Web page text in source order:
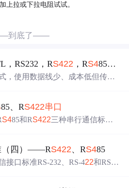
上拉或下拉电阻试试。
到底了——
，RS232，RS422 ，RS485详解
，使用数据线少、成本低但传输
等方面的性能，还比较了RS - 23
讯特点。
85、RS422串口
S485和RS422三种串行通信标
脚定义、USB转串口
方案，并重
等核心收发芯片的应用电路、
（四）——RS422、RS485
接口标准RS-232、RS-422和RS-4